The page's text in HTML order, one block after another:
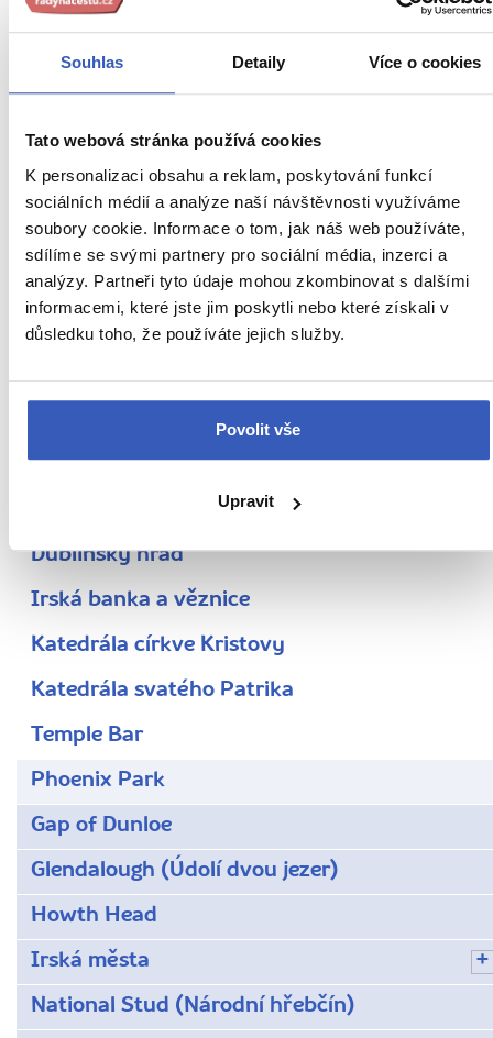
Souhlas Detaily Více o cookies
Tato webová stránka používá cookies
K personalizaci obsahu a reklam, poskytování funkcí
sociálních médií a analýze naší návštěvnosti využíváme
soubory cookie. Informace o tom, jak náš web používáte,
sdílíme se svými partnery pro sociální média, inzerci a
analýzy. Partneři tyto údaje mohou zkombinovat s dalšími
informacemi, které jste jim poskytli nebo které získali v
důsledku toho, že používáte jejich služby.
Povolit vše
Upravit
kristovy/
Inspirace
Jídlo a pití
Nepropásněte
Oblíbená místa
Brú na Bóinne
Connemara
Dublin
Nejvýznamnější památky Dublinu
Dublinská univerzita
Dublinské ulice a pošta
Dublinský hrad
Irská banka a věznice
Katedrála církve Kristovy
Katedrála svatého Patrika
Temple Bar
Phoenix Park
Gap of Dunloe
Glendalough (Údolí dvou jezer)
Howth Head
Irská města
National Stud (Národní hřebčín)